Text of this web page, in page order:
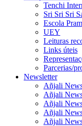
Tenchi
Sri Sri Sri
Escola
UEY
Leituras
Links úteis
Parcerias/
Newsletter
Añjali
Añjali
Añjali
Añjali
Añjali